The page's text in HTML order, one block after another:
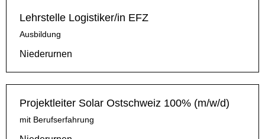
Lehrstelle Logistiker/in EFZ
Ausbildung
Niederurnen
Projektleiter Solar Ostschweiz 100% (m/w/d)
mit Berufserfahrung